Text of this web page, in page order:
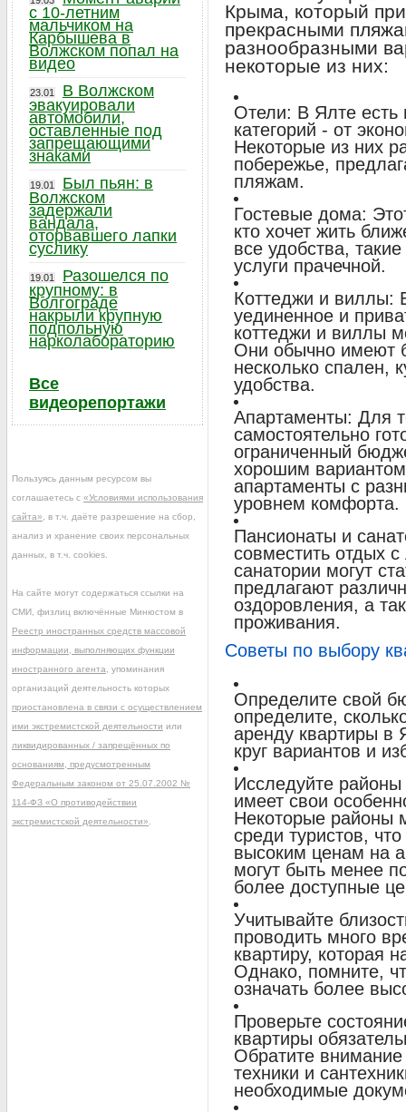
Крыма, который
прекрасными
разнообразными
некоторые из них:
Отели: В Ялте есть
категорий - от
Некоторые из них
побережье,
пляжам.
Гостевые дома:
кто хочет жить
все удобства,
услуги прачечной.
Коттеджи и виллы:
уединенное и
коттеджи и виллы
Они обычно имеют
несколько спален,
удобства.
Апартаменты: Для
самостоятельно
ограниченный
хорошим
апартаменты с
уровнем комфорта.
Пансионаты и
совместить отдых
санатории могут
предлагают
оздоровления, а
проживания.
Советы по выбору
Определите свой
определите,
аренду квартиры в
круг вариантов и
Исследуйте
имеет свои
Некоторые районы
среди туристов,
высоким ценам на
могут быть менее
более доступные
Учитывайте
проводить много
квартиру, которая
Однако, помните,
означать более
Проверьте
квартиры
Обратите
техники и
необходимые
с 10-летним
мальчиком на
Карбышева в
Волжском попал на
видео
23.01
В Волжском
эвакуировали
автомобили,
оставленные под
запрещающими
знаками
19.01
Был пьян: в
Волжском
задержали
вандала,
оторвавшего лапки
суслику
19.01
Разошелся по
крупному: в
Волгограде
накрыли крупную
подпольную
нарколабораторию
Все
видеорепортажи
Пользуясь данным ресурсом вы
соглашаетесь с «Условиями использования
сайта» , в т.ч. даёте разрешение на сбор,
анализ и хранение своих персональных
данных, в т.ч. cookies.
На сайте могут содержаться ссылки на
СМИ, физлиц включённые Минюстом в
Реестр иностранных средств массовой
информации, выполняющих функции
иностранного агента , упоминания
организаций деятельность которых
приостановлена в связи с осуществлением
ими экстремистской деятельности или
ликвидированных / запрещённых по
основаниям, предусмотренным
Федеральным законом от 25.07.2002 №
114-ФЗ «О противодействии
экстремистской деятельности»